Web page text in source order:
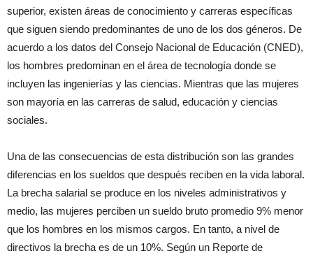
superior, existen áreas de conocimiento y carreras específicas
que siguen siendo predominantes de uno de los dos géneros. De
acuerdo a los datos del Consejo Nacional de Educación (CNED),
los hombres predominan en el área de tecnología donde se
incluyen las ingenierías y las ciencias. Mientras que las mujeres
son mayoría en las carreras de salud, educación y ciencias
sociales.
Una de las consecuencias de esta distribución son las grandes
diferencias en los sueldos que después reciben en la vida laboral.
La brecha salarial se produce en los niveles administrativos y
medio, las mujeres perciben un sueldo bruto promedio 9% menor
que los hombres en los mismos cargos. En tanto, a nivel de
directivos la brecha es de un 10%. Según un Reporte de